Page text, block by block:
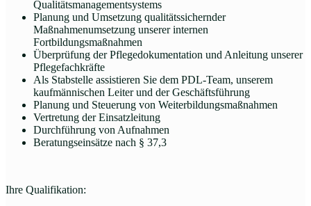
Qualitätsmanagementsystems
Planung und Umsetzung qualitätssichernder
Maßnahmenumsetzung unserer internen
Fortbildungsmaßnahmen
Überprüfung der Pflegedokumentation und Anleitung unserer
Pflegefachkräfte
Als Stabstelle assistieren Sie dem PDL-Team, unserem
kaufmännischen Leiter und der Geschäftsführung
Planung und Steuerung von Weiterbildungsmaßnahmen
Vertretung der Einsatzleitung
Durchführung von Aufnahmen
Beratungseinsätze nach § 37,3
Ihre Qualifikation: